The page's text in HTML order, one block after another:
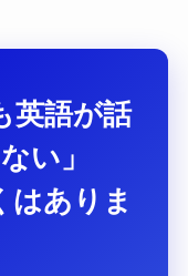
英語が話
い」
はありま